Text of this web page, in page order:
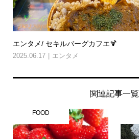
エンタメ/ セキルバーグカフエ🍹
2025.06.17 エンタメ
関連記事一覧
FOOD